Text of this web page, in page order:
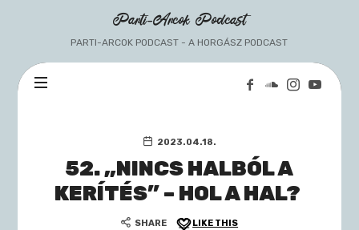
Parti-
Arcok
Parti-Arcok Podcast
PARTI-ARCOK PODCAST - A HORGÁSZ PODCAST
2023.04.18.
52. „NINCS HALBÓL A
KERÍTÉS” – HOL A HAL?
SHARE LIKE THIS